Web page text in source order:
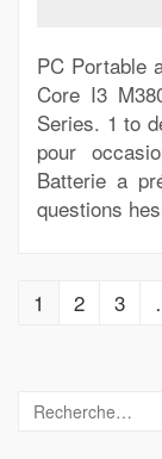
PC Portable
Core I3
Series. 1 to
pour
Batterie a
questions
1 2 3